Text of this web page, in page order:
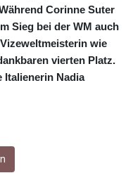
915.880427
CNY 6.74905
CNH 6.747951
COP 3160.36
CRC
Corinne Suter
Sieg bei der WM auch
wie
vierten Platz.
Italienerin Nadia